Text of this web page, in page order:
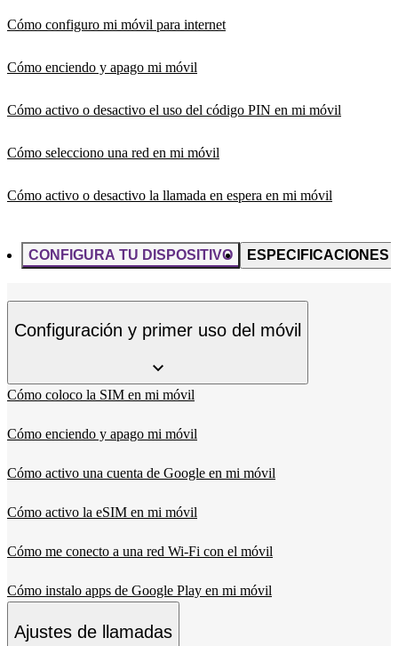
Cómo configuro mi móvil para internet
Cómo enciendo y apago mi móvil
Cómo activo o desactivo el uso del código PIN en mi móvil
Cómo selecciono una red en mi móvil
Cómo activo o desactivo la llamada en espera en mi móvil
CONFIGURA TU DISPOSITIVO ESPECIFICACIONES
Configuración y primer uso del móvil
Cómo coloco la SIM en mi móvil
Cómo enciendo y apago mi móvil
Cómo activo una cuenta de Google en mi móvil
Cómo activo la eSIM en mi móvil
Cómo me conecto a una red Wi-Fi con el móvil
Cómo instalo apps de Google Play en mi móvil
Ajustes de llamadas